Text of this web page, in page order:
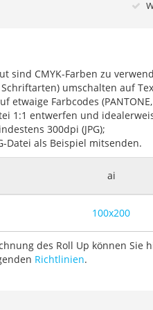
sind CMYK-Farben zu
Schriftarten) umschalten auf
etwaige Farbcodes
1:1 entwerfen und
300dpi (JPG);
Datei als Beispiel mitsenden.
ai
100x200
des Roll Up können Sie
Richtlinien.